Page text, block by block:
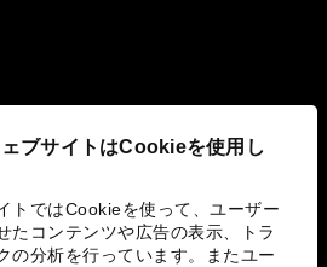
ブサイトはCookieを使用し
トではCookieを使って、ユーザー
たコンテンツや広告の表示、トラ
の分析を行っています。またユー
り組み